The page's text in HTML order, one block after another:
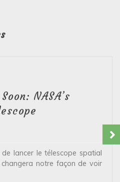
NASA’s
lancer le télescope spatial
notre façon de voir